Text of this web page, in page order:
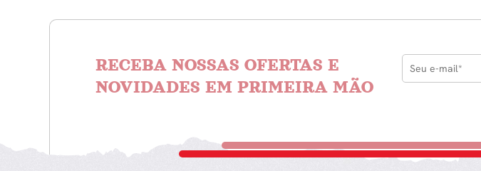
RECEBA NOSSAS OFERTAS E
NOVIDADES EM PRIMEIRA MÃO